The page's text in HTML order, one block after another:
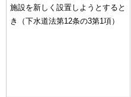
施設を新しく設置しようとすると
き（下水道法第12条の3第1項）